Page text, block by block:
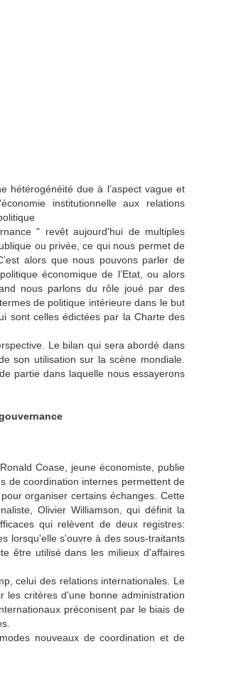
hétérogénéité due à l’aspect vague et
institutionnelle aux relations
" revêt aujourd'hui de multiples
ou privée, ce qui nous permet de
alors que nous pouvons parler de
économique de l’Etat, ou alors
nous parlons du rôle joué par des
de politique intérieure dans le but
sont celles édictées par la Charte des
Le bilan qui sera abordé dans
son utilisation sur la scène mondiale.
partie dans laquelle nous essayerons
Coase, jeune économiste, publie
de coordination internes permettent de
organiser certains échanges. Cette
Olivier Williamson, qui définit la
qui relèvent de deux registres:
lorsqu'elle s'ouvre à des sous-traitants
être utilisé dans les milieux d'affaires
celui des relations internationales. Le
les critères d'une bonne administration
préconisent par le biais de
nouveaux de coordination et de